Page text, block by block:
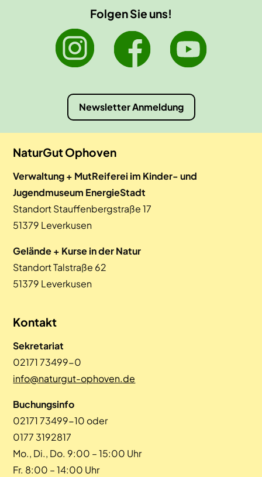
Folgen Sie uns!
Newsletter Anmeldung
NaturGut Ophoven
Verwaltung + MutReiferei im Kinder- und
Jugendmuseum EnergieStadt
Standort Stauffenbergstraße 17
51379 Leverkusen
Gelände + Kurse in der Natur
Standort Talstraße 62
51379 Leverkusen
Kontakt
Sekretariat
02171 73499-0
info@naturgut-ophoven.de
Buchungsinfo
02171 73499-10 oder
0177 3192817
Mo., Di., Do. 9:00 – 15:00 Uhr
Fr. 8:00 – 14:00 Uhr